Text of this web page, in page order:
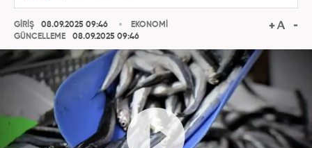
GİRİŞ
08.09.2025 09:46
GÜNCELLEME
08.09.2025 09:46
EKONOMİ